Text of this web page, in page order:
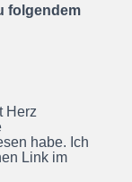
folgendem
Herz
habe. Ich
Link im